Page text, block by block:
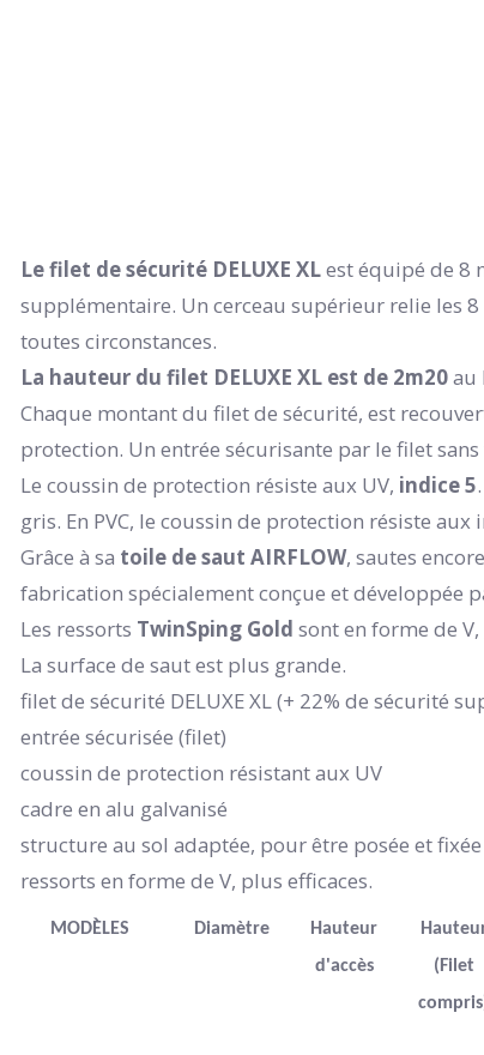
Le filet de sécurité DELUXE XLest équipé de 8
supplémentaire. Un cerceau supérieur relie les
toutes circonstances.
La hauteur du filet DELUXE XL est de 2m20au
Chaque montant du filet de sécurité, est
protection. Un entrée sécurisante par le filet
Le coussin de protection résiste aux UV, indice 5
gris. En PVC, le coussin de protection résiste aux
Grâce à sa toile de saut AIRFLOW, sautes
fabrication spécialement conçue et développée
Les ressorts TwinSping Gold sont en forme de
La surface de saut est plus grande.
filet de sécurité DELUXE XL (+ 22% de sécurité
entrée sécurisée (filet)
coussin de protection résistant aux UV
cadre en alu galvanisé
structure au sol adaptée, pour être posée et
ressorts en forme de V, plus efficaces.
MODÈLES Diamètre
Hauteur
d'accès
(Filet